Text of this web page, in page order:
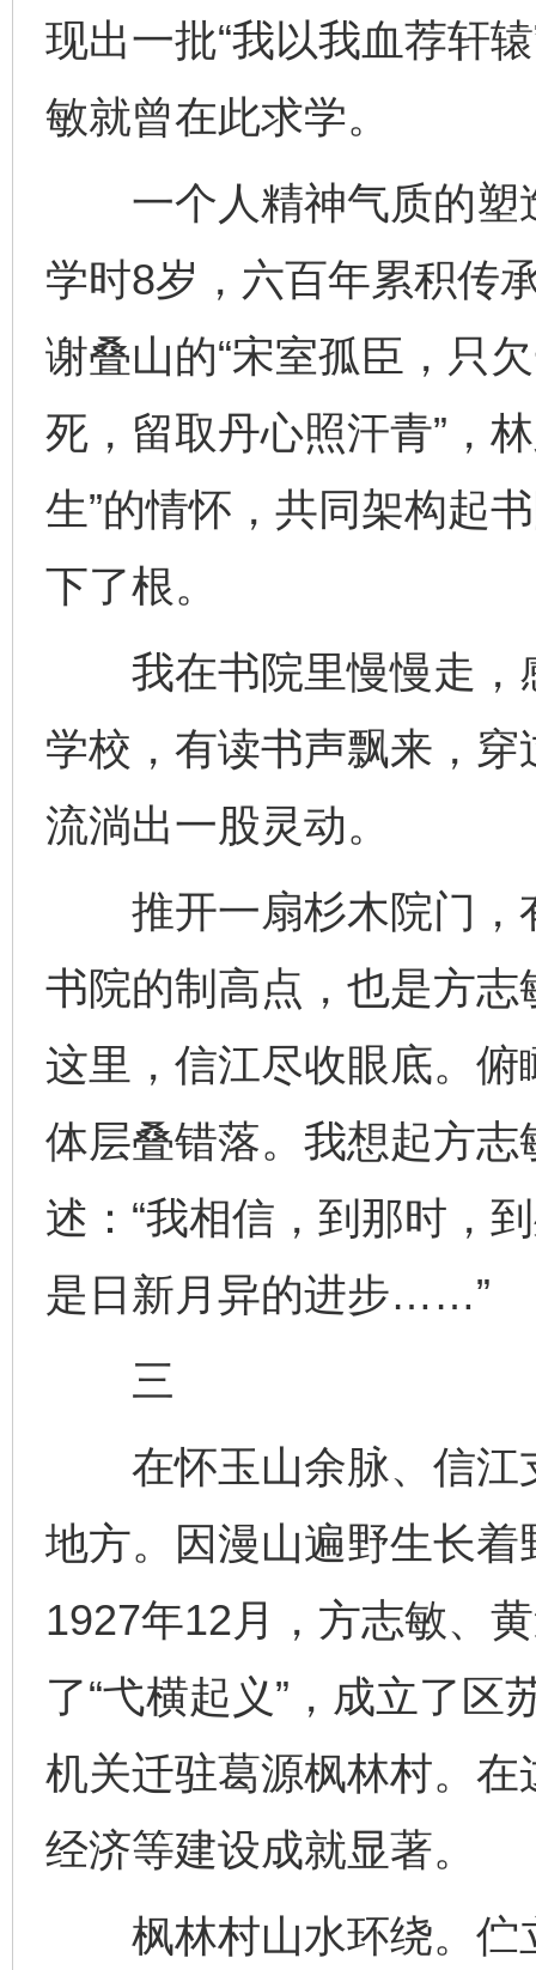
现出一批“我以我血荐轩
敏就曾在此求学。
一个人精神气质的塑
学时8岁，六百年累积传
谢叠山的“宋室孤臣，只
死，留取丹心照汗青”，
生”的情怀，共同架构起
下了根。
我在书院里慢慢走，
学校，有读书声飘来，
流淌出一股灵动。
推开一扇杉木院门，
书院的制高点，也是方
这里，信江尽收眼底。
体层叠错落。我想起方
述：“我相信，到那时，
是日新月异的进步……”
三
在怀玉山余脉、信江
地方。因漫山遍野生长
1927年12月，方志敏、
了“弋横起义”，成立了
机关迁驻葛源枫林村。
经济等建设成就显著。
枫林村山水环绕。伫